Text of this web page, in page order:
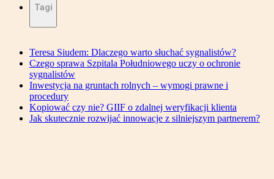
Tagi
Teresa Siudem: Dlaczego warto słuchać sygnalistów?
Czego sprawa Szpitala Południowego uczy o ochronie
sygnalistów
Inwestycja na gruntach rolnych – wymogi prawne i
procedury
Kopiować czy nie? GIIF o zdalnej weryfikacji klienta
Jak skutecznie rozwijać innowacje z silniejszym partnerem?